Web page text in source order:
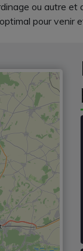
ou autre
pour venir